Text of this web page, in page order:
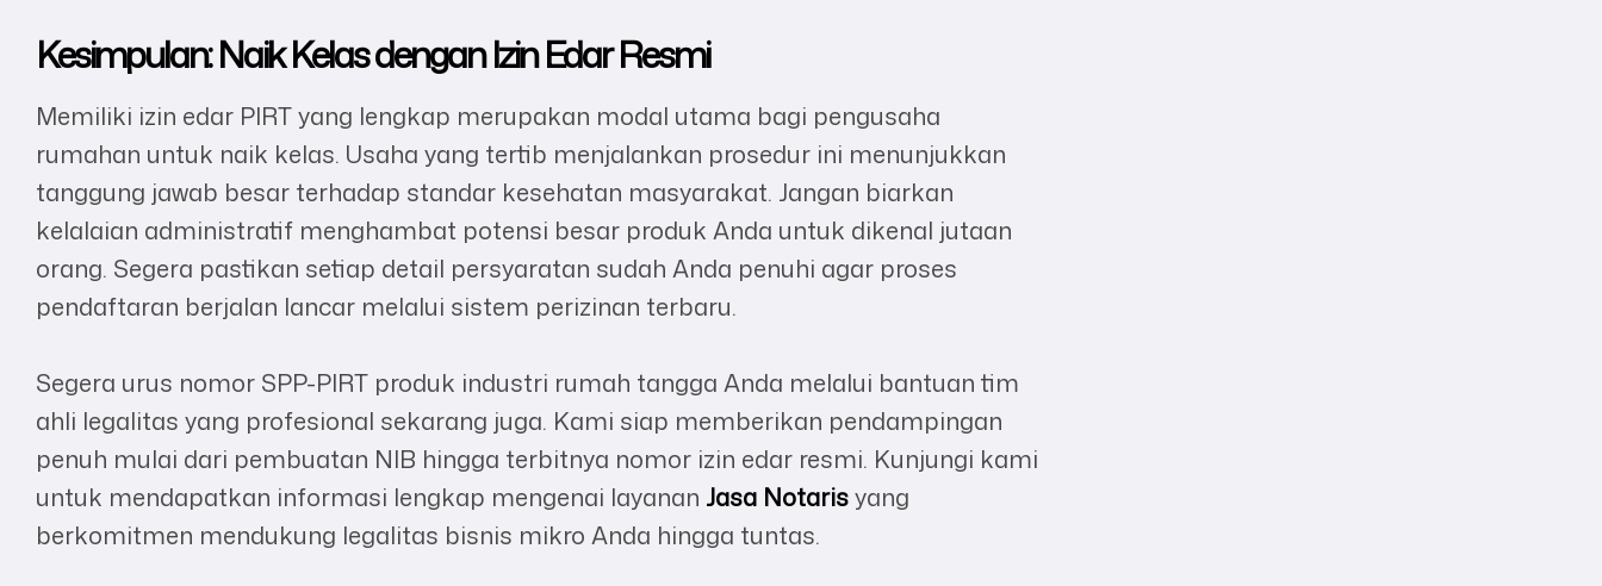
Kesimpulan: Naik Kelas dengan Izin Edar Resmi
Memiliki izin edar PIRT yang lengkap merupakan modal utama bagi pengusaha
rumahan untuk naik kelas. Usaha yang tertib menjalankan prosedur ini menunjukkan
tanggung jawab besar terhadap standar kesehatan masyarakat. Jangan biarkan
kelalaian administratif menghambat potensi besar produk Anda untuk dikenal jutaan
orang. Segera pastikan setiap detail persyaratan sudah Anda penuhi agar proses
pendaftaran berjalan lancar melalui sistem perizinan terbaru.
Segera urus nomor SPP-PIRT produk industri rumah tangga Anda melalui bantuan tim
ahli legalitas yang profesional sekarang juga. Kami siap memberikan pendampingan
penuh mulai dari pembuatan NIB hingga terbitnya nomor izin edar resmi. Kunjungi kami
untuk mendapatkan informasi lengkap mengenai layanan Jasa Notarisyang
berkomitmen mendukung legalitas bisnis mikro Anda hingga tuntas.